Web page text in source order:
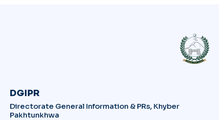
DGIPR
Directorate General Information & PRs, Khyber
Pakhtunkhwa